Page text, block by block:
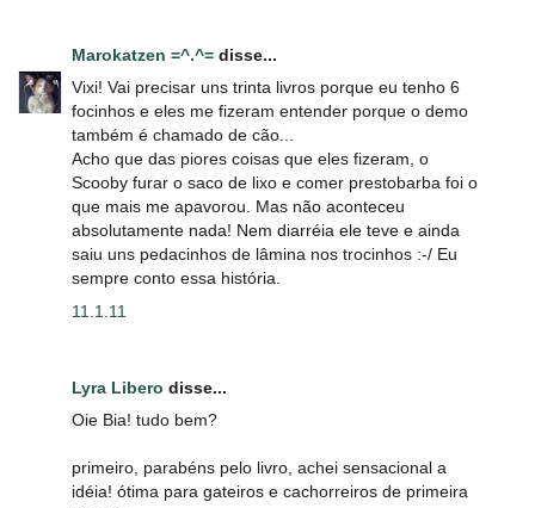
Marokatzen =^.^= disse...
Vixi! Vai precisar uns trinta livros porque eu tenho 6
focinhos e eles me fizeram entender porque o demo
também é chamado de cão...
Acho que das piores coisas que eles fizeram, o
Scooby furar o saco de lixo e comer prestobarba foi o
que mais me apavorou. Mas não aconteceu
absolutamente nada! Nem diarréia ele teve e ainda
saiu uns pedacinhos de lâmina nos trocinhos :-/ Eu
sempre conto essa história.
11.1.11
Lyra Libero disse...
Oie Bia! tudo bem?
primeiro, parabéns pelo livro, achei sensacional a
idéia! ótima para gateiros e cachorreiros de primeira